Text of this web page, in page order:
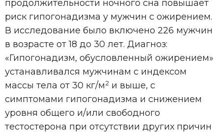
продолжительности ночного сна повышает
риск гипогонадизма у мужчин с ожирением.
В исследование было включено 226 мужчин
в возрасте от 18 до 30 лет. Диагноз:
«Гипогонадизм, обусловленный ожирением»
устанавливался мужчинам с индексом
массы тела от 30 кг/м2 и выше, с
симптомами гипогонадизма и снижением
уровня общего и/или свободного
тестостерона при отсутствии других причин